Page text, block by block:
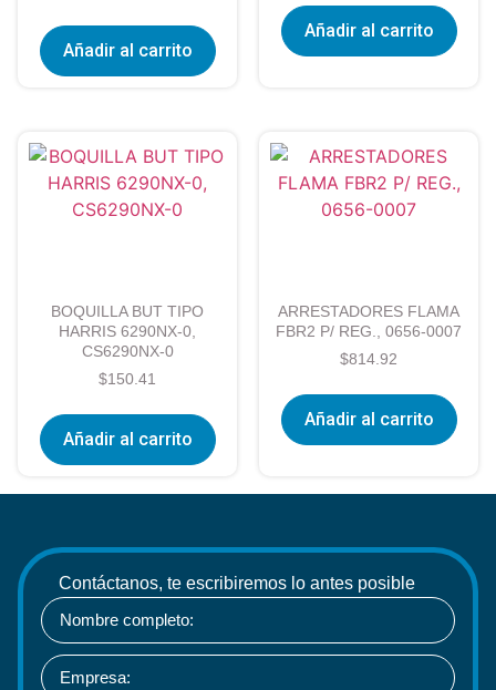
Añadir al carrito
Añadir al carrito
BOQUILLA BUT TIPO
HARRIS 6290NX-0,
CS6290NX-0
$150.41
Añadir al carrito
ARRESTADORES FLAMA
FBR2 P/ REG., 0656-0007
$814.92
Añadir al carrito
Contáctanos, te escribiremos lo antes posible